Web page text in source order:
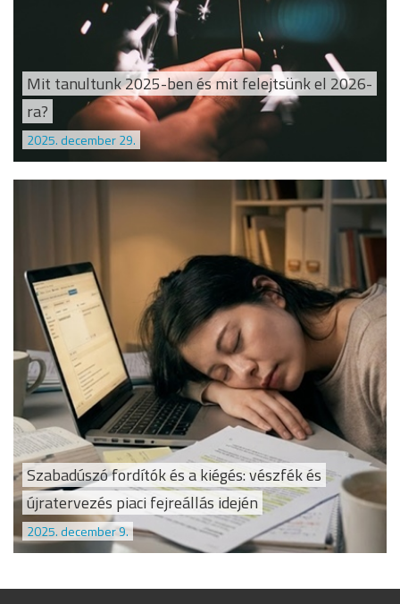
Mit tanultunk 2025-ben és mit felejtsünk el 2026-
ra?
2025. december 29.
Szabadúszó fordítók és a kiégés: vészfék és
újratervezés piaci fejreállás idején
2025. december 9.